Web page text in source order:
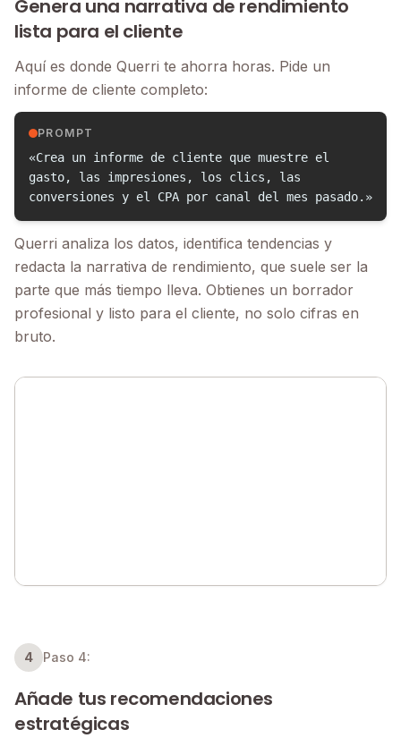
Genera una narrativa de rendimiento
lista para el cliente
Aquí es donde Querri te ahorra horas. Pide un
informe de cliente completo:
PROMPT
«Crea un informe de cliente que muestre el
gasto, las impresiones, los clics, las
conversiones y el CPA por canal del mes pasado.»
Querri analiza los datos, identifica tendencias y
redacta la narrativa de rendimiento, que suele ser la
parte que más tiempo lleva. Obtienes un borrador
profesional y listo para el cliente, no solo cifras en
bruto.
4 Paso 4:
Añade tus recomendaciones
estratégicas